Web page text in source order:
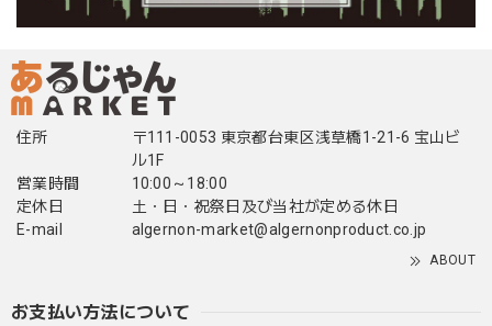
住所
〒111-0053 東京都台東区浅草橋1-21-6 宝山ビ
ル1F
営業時間
10:00～18:00
定休日
土・日・祝祭日及び当社が定める休日
E-mail
algernon-market@algernonproduct.co.jp
ABOUT
お支払い方法について